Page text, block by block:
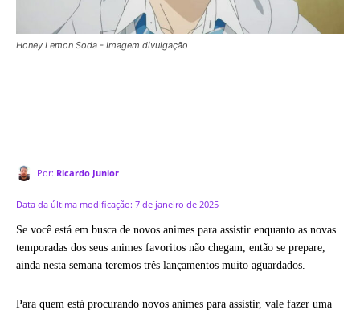
Honey Lemon Soda - Imagem divulgação
Por: Ricardo Junior
Data da última modificação: 7 de janeiro de 2025
Se você está em busca de novos animes para assistir enquanto as novas
temporadas dos seus animes favoritos não chegam, então se prepare,
ainda nesta semana teremos três lançamentos muito aguardados.
Para quem está procurando novos animes para assistir, vale fazer uma